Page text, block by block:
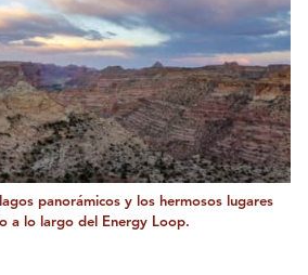
panorámicos y los hermosos lugares
a lo largo del Energy Loop.